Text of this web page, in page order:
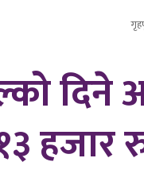
दिने
हजार